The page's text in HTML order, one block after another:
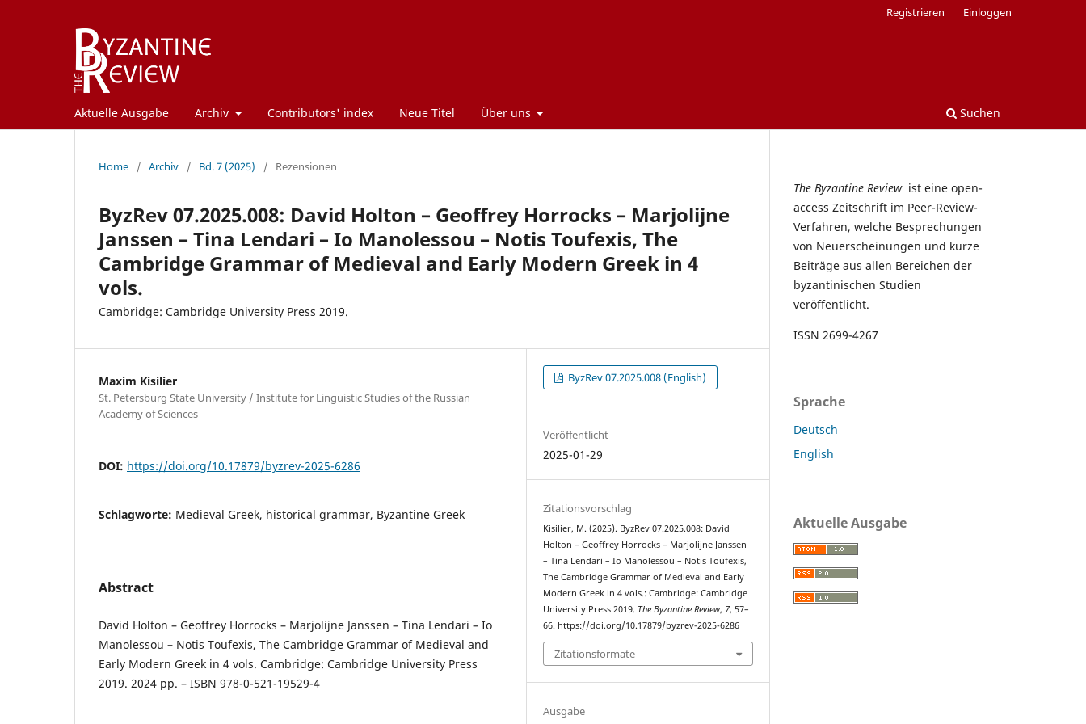
Aktuelle Ausgabe Archiv Contributors' index Neue Titel Über uns Suchen
Registrieren Einloggen
Home / Archiv / Bd. 7 (2025) / Rezensionen
ByzRev 07.2025.008: David Holton – Geoffrey Horrocks – Marjolijne
Janssen – Tina Lendari – Io Manolessou – Notis Toufexis, The
Cambridge Grammar of Medieval and Early Modern Greek in 4
vols.
Cambridge: Cambridge University Press 2019.
Maxim Kisilier
St. Petersburg State University / Institute for Linguistic Studies of the Russian
Academy of Sciences
DOI: https://doi.org/10.17879/byzrev-2025-6286
Schlagworte: Medieval Greek, historical grammar, Byzantine Greek
Abstract
David Holton – Geoffrey Horrocks – Marjolijne Janssen – Tina Lendari – Io
Manolessou – Notis Toufexis, The Cambridge Grammar of Medieval and
Early Modern Greek in 4 vols. Cambridge: Cambridge University Press
2019. 2024 pp. – ISBN 978-0-521-19529-4
ByzRev 07.2025.008 (English)
Veröffentlicht
2025-01-29
Zitationsvorschlag
Kisilier, M. (2025). ByzRev 07.2025.008: David
Holton – Geoffrey Horrocks – Marjolijne Janssen
– Tina Lendari – Io Manolessou – Notis Toufexis,
The Cambridge Grammar of Medieval and Early
Modern Greek in 4 vols.: Cambridge: Cambridge
University Press 2019. The Byzantine Review, 7, 57–
66. https://doi.org/10.17879/byzrev-2025-6286
Zitationsformate
Ausgabe
The Byzantine Reviewist eine open-
access Zeitschrift im Peer-Review-
Verfahren, welche Besprechungen
von Neuerscheinungen und kurze
Beiträge aus allen Bereichen der
byzantinischen Studien
veröffentlicht.
ISSN 2699-4267
Sprache
Deutsch
English
Aktuelle Ausgabe